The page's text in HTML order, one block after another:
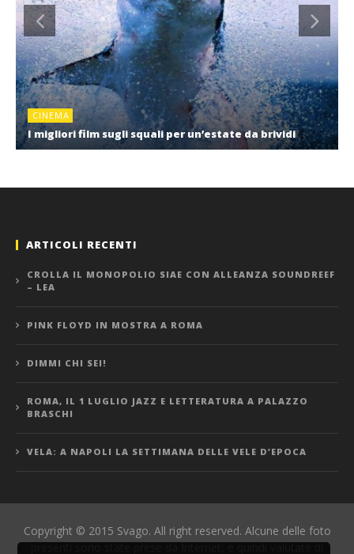
CINEMA
I migliori film sugli squali per un’estate da brividi
ARTICOLI RECENTI
CROLLA IL MONOPOLIO SIAE CON ALLEANZA SOUNDREEF
– LEA
PINK FLOYD IN MOSTRA A ROMA
DIMMI CHI SEI!
ROMA, IL 1 LUGLIO JAZZ E LETTERATURA A PALAZZO
BRASCHI
VELA: A NAPOLI LA SETTIMANA DELLE VELE D’EPOCA
Copyright © 2015 Svago. All right reserved. Alcune delle foto
presenti sono state prese da Internet, e quindi valutate di